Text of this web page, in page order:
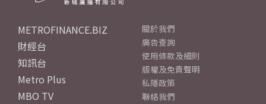
METROFINANCE.BIZ
財經台
知訊台
Metro Plus
MBO TV
關於我們
廣告查詢
使用條款及細則
版權及免責聲明
私隱政策
聯絡我們